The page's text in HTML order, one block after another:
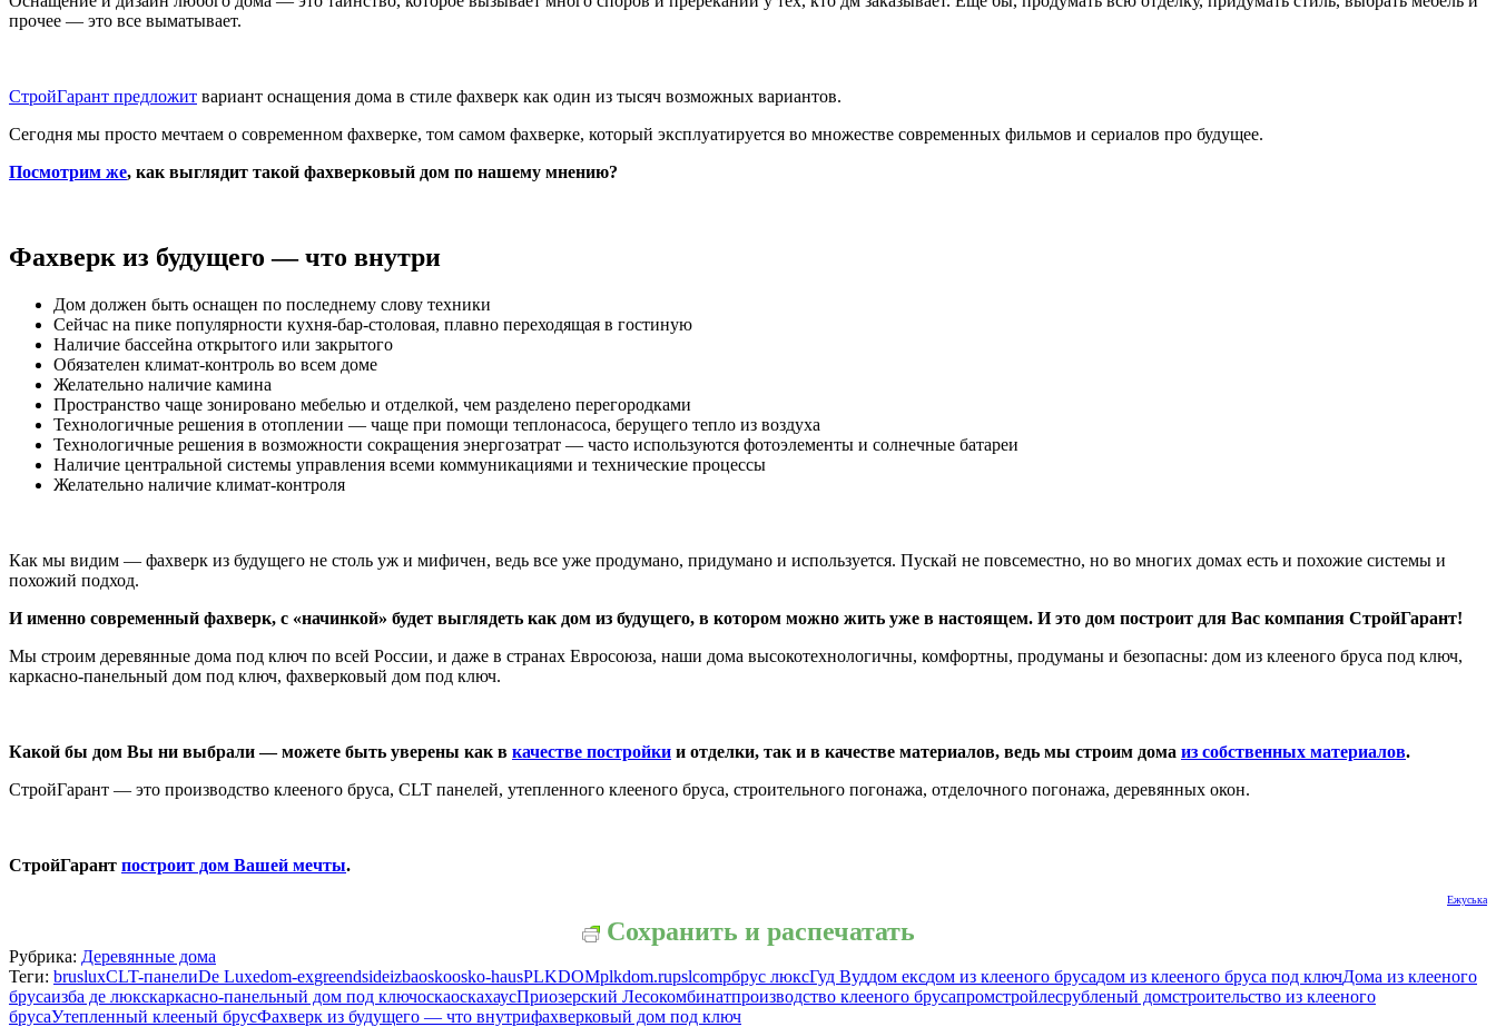
прочее — это все выматывает.
СтройГарант предложит вариант оснащения дома в стиле фахверк как один из тысяч возможных вариантов.
Сегодня мы просто мечтаем о современном фахверке, том самом фахверке, который эксплуатируется во множестве современных фильмов и сериалов про будущее.
Посмотрим же, как выглядит такой фахверковый дом по нашему мнению?
Фахверк из будущего — что внутри
Дом должен быть оснащен по последнему слову техники
Сейчас на пике популярности кухня-бар-столовая, плавно переходящая в гостиную
Наличие бассейна открытого или закрытого
Обязателен климат-контроль во всем доме
Желательно наличие камина
Пространство чаще зонировано мебелью и отделкой, чем разделено перегородками
Технологичные решения в отоплении — чаще при помощи теплонасоса, берущего тепло из воздуха
Технологичные решения в возможности сокращения энергозатрат — часто используются фотоэлементы и солнечные батареи
Наличие центральной системы управления всеми коммуникациями и технические процессы
Желательно наличие климат-контроля
Как мы видим — фахверк из будущего не столь уж и мифичен, ведь все уже продумано, придумано и используется. Пускай не повсеместно, но во многих домах есть и похожие системы и
похожий подход.
И именно современный фахверк, с «начинкой» будет выглядеть как дом из будущего, в котором можно жить уже в настоящем. И это дом построит для Вас компания СтройГарант!
Мы строим деревянные дома под ключ по всей России, и даже в странах Евросоюза, наши дома высокотехнологичны, комфортны, продуманы и безопасны: дом из клееного бруса под ключ,
каркасно-панельный дом под ключ, фахверковый дом под ключ.
Какой бы дом Вы ни выбрали — можете быть уверены как в качестве постройки и отделки, так и в качестве материалов, ведь мы строим дома из собственных материалов.
СтройГарант — это производство клееного бруса, CLT панелей, утепленного клееного бруса, строительного погонажа, отделочного погонажа, деревянных окон.
СтройГарант построит дом Вашей мечты.
Ежуська
Сохранить и распечатать
Рубрика: Деревянные дома
Теги: brusluxCLT-панелиDe Luxedom-exgreendsideizbaoskoosko-hausPLKDOMplkdom.rupslcompбрус люксГуд Вуддом ексдом из клееного брусадом из клееного бруса под ключДома из клееного
брусаизба де люкскаркасно-панельный дом под ключоскаоскахаусПриозерский Лесокомбинатпроизводство клееного брусапромстройлесрубленый домстроительство из клееного
брусаУтепленный клееный брусФахверк из будущего — что внутрифахверковый дом под ключ